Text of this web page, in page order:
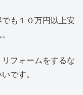
も１０万円以上安
フォームをするな
です。